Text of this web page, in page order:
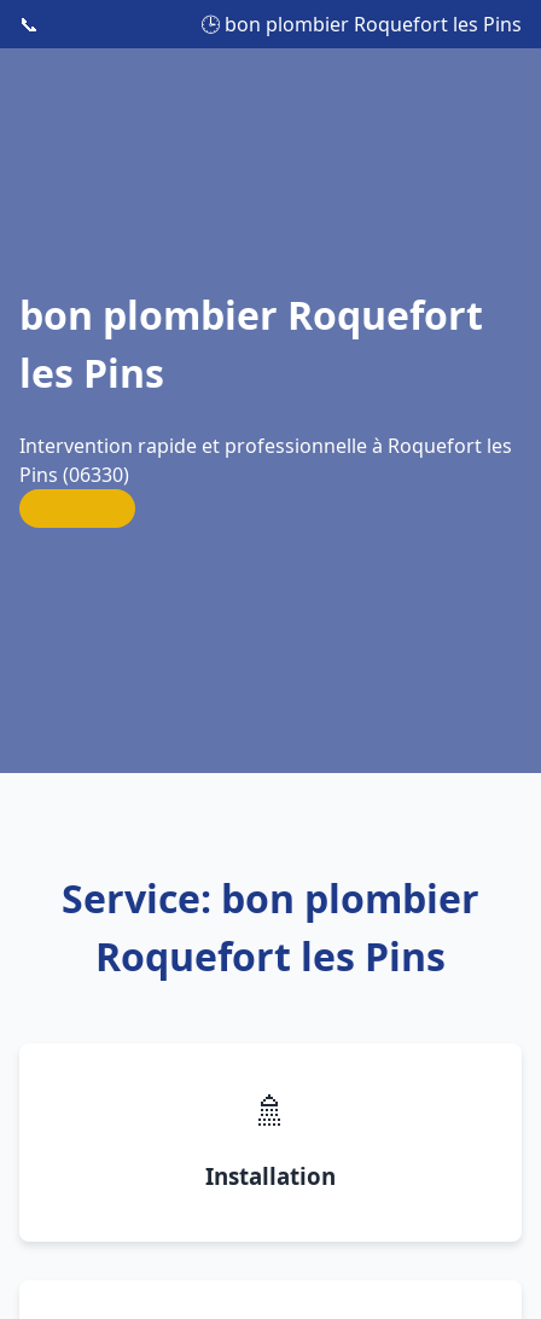
📞 🕒 bon plombier Roquefort les Pins
bon plombier Roquefort
les Pins
Intervention rapide et professionnelle à Roquefort les
Pins (06330)
Service: bon plombier
Roquefort les Pins
🚿
Installation